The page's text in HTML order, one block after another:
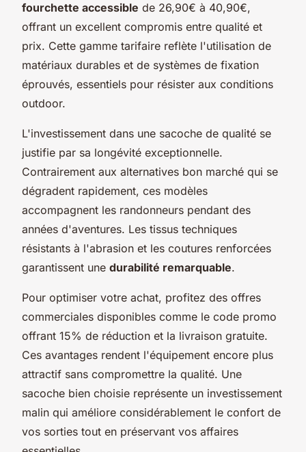
fourchette accessible de 26,90€ à 40,90€,
offrant un excellent compromis entre qualité et
prix. Cette gamme tarifaire reflète l'utilisation de
matériaux durables et de systèmes de fixation
éprouvés, essentiels pour résister aux conditions
outdoor.
L'investissement dans une sacoche de qualité se
justifie par sa longévité exceptionnelle.
Contrairement aux alternatives bon marché qui se
dégradent rapidement, ces modèles
accompagnent les randonneurs pendant des
années d'aventures. Les tissus techniques
résistants à l'abrasion et les coutures renforcées
garantissent une durabilité remarquable.
Pour optimiser votre achat, profitez des offres
commerciales disponibles comme le code promo
offrant 15% de réduction et la livraison gratuite.
Ces avantages rendent l'équipement encore plus
attractif sans compromettre la qualité. Une
sacoche bien choisie représente un investissement
malin qui améliore considérablement le confort de
vos sorties tout en préservant vos affaires